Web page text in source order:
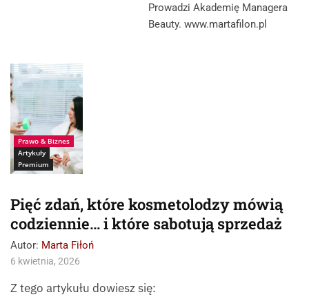
Prowadzi Akademię Managera
Beauty. www.martafilon.pl
Źródło: istockphoto-
dikushin
Prawo & Biznes
Artykuły
Premium
Pięć zdań, które kosmetolodzy mówią
codziennie… i które sabotują sprzedaż
Autor: Marta Fiłoń
6 kwietnia, 2026
Z tego artykułu dowiesz się: